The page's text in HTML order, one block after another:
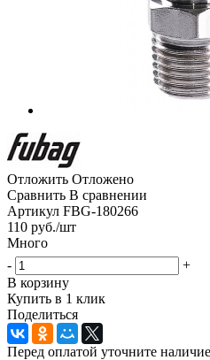
Отложить Отложено
Сравнить В сравнении
Артикул FBG-180266
110 руб./шт
Много
-
+
В корзину
Купить в 1 клик
Поделиться
Перед оплатой уточните